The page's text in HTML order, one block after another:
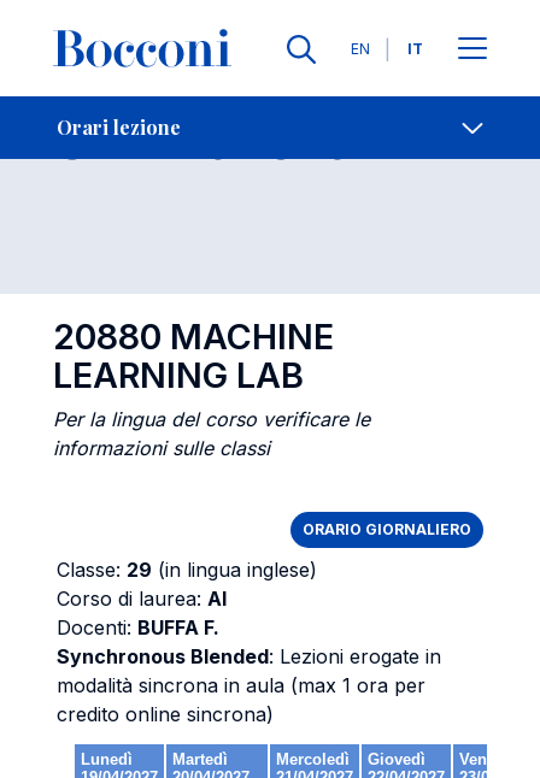
Lingue
EN IT
Orari lezione
-
Orari lezione Open
20880 MACHINE
LEARNING LAB
Per la lingua del corso verificare le
informazioni sulle classi
ORARIO GIORNALIERO
Classe: 29 (in lingua inglese)
Corso di laurea: AI
Docenti: BUFFA F.
Synchronous Blended: Lezioni erogate in
modalità sincrona in aula (max 1 ora per
credito online sincrona)